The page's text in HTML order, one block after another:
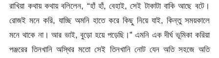
রাখিয়া কথায় কথায় বলিলেন, “হাঁ হাঁ, বেহাই, সেই টাকাটা বাকি আছে বটে।
রোজই মনে করি, যাচ্ছি অমনি হাতে করে কিছু নিয়ে যাই, কিন্তু সময়কালে
মনে থাকে না। আর ভাই, বুড়ো হয়ে পড়েছি।” এমনি এক দীর্ঘ ভূমিকা করিয়া
পঞ্জরের তিনখানি অস্থির মতো সেই তিনখানি নোট যেন অতি সহজে অতি